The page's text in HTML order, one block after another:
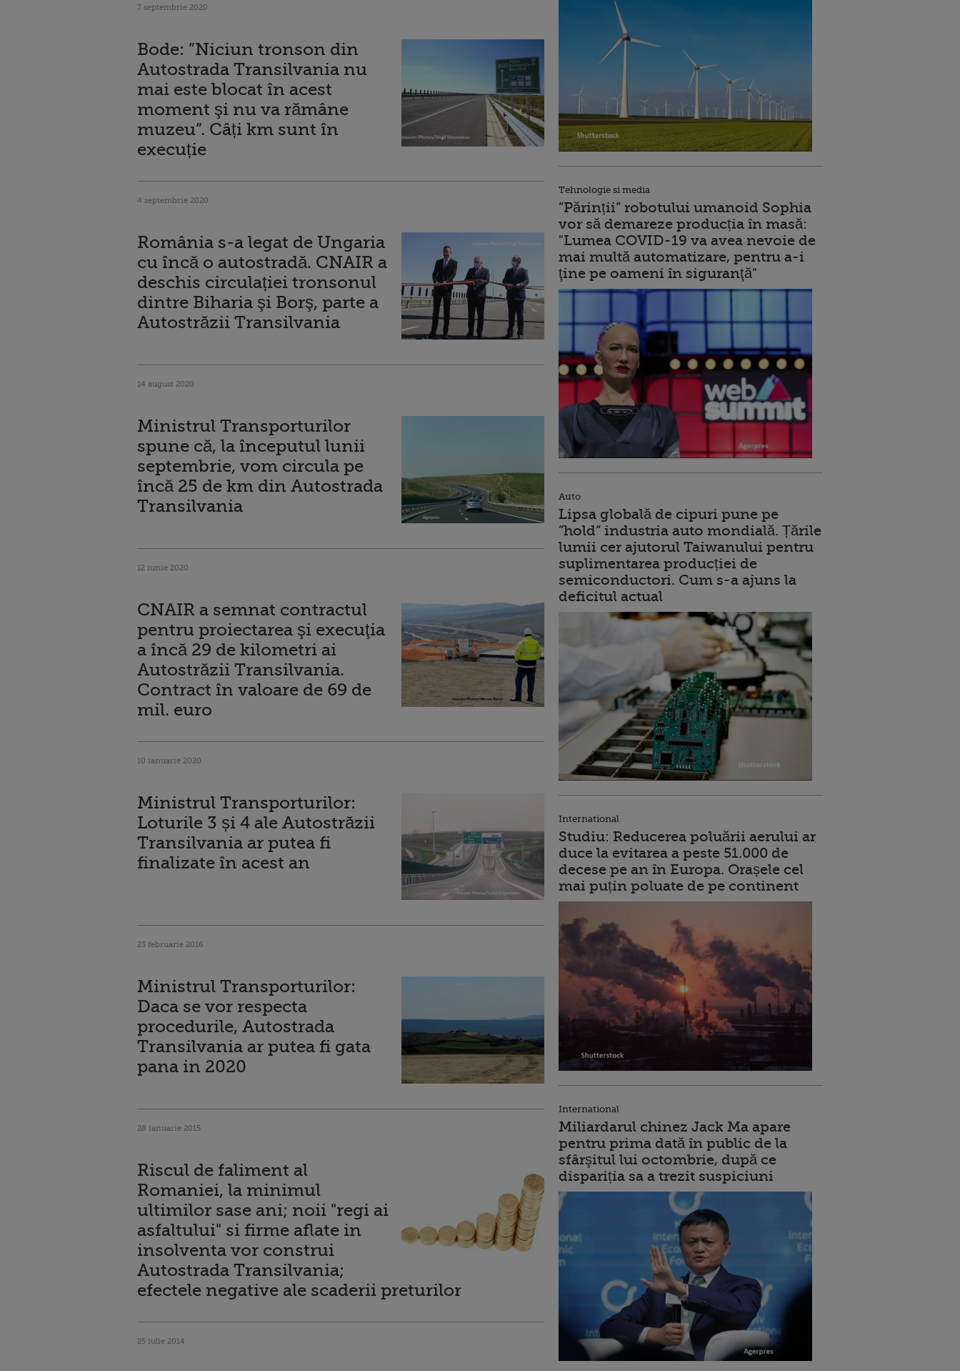
7 septembrie 2020
Bode: ”Niciun tronson din
Autostrada Transilvania nu
mai este blocat în acest
moment şi nu va rămâne
muzeu”. Câți km sunt în
execuție
4 septembrie 2020
România s-a legat de Ungaria
cu încă o autostradă. CNAIR a
deschis circulației tronsonul
dintre Biharia şi Borş, parte a
Autostrăzii Transilvania
14 august 2020
Ministrul Transporturilor
spune că, la începutul lunii
septembrie, vom circula pe
încă 25 de km din Autostrada
Transilvania
12 iunie 2020
CNAIR a semnat contractul
pentru proiectarea şi execuţia
a încă 29 de kilometri ai
Autostrăzii Transilvania.
Contract în valoare de 69 de
mil. euro
10 ianuarie 2020
Ministrul Transporturilor:
Loturile 3 și 4 ale Autostrăzii
Transilvania ar putea fi
finalizate în acest an
23 februarie 2016
Ministrul Transporturilor:
Daca se vor respecta
procedurile, Autostrada
Transilvania ar putea fi gata
pana in 2020
28 ianuarie 2015
Riscul de faliment al
Romaniei, la minimul
ultimilor sase ani; noii "regi ai
asfaltului" si firme aflate in
insolventa vor construi
Autostrada Transilvania;
efectele negative ale scaderii preturilor
25 iulie 2014
Tehnologie si media
”Părinții” robotului umanoid Sophia
vor să demareze producția în masă:
"Lumea COVID-19 va avea nevoie de
mai multă automatizare, pentru a-i
ţine pe oameni în siguranţă"
Auto
Lipsa globală de cipuri pune pe
”hold” industria auto mondială. Țările
lumii cer ajutorul Taiwanului pentru
suplimentarea producției de
semiconductori. Cum s-a ajuns la
deficitul actual
International
Studiu: Reducerea poluării aerului ar
duce la evitarea a peste 51.000 de
decese pe an în Europa. Orașele cel
mai puțin poluate de pe continent
International
Miliardarul chinez Jack Ma apare
pentru prima dată în public de la
sfârşitul lui octombrie, după ce
dispariția sa a trezit suspiciuni